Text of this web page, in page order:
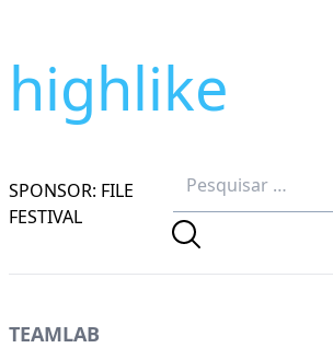
highlike
SPONSOR: FILE
FESTIVAL
TEAMLAB